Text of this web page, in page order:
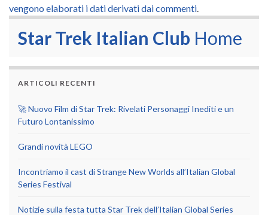
vengono elaborati i dati derivati dai commenti
Star Trek Italian Club Home
ARTICOLI RECENTI
🚀 Nuovo Film di Star Trek: Rivelati Personaggi Inediti e un
Futuro Lontanissimo
Grandi novità LEGO
Incontriamo il cast di Strange New Worlds all’Italian Global
Series Festival
Notizie sulla festa tutta Star Trek dell’Italian Global Series